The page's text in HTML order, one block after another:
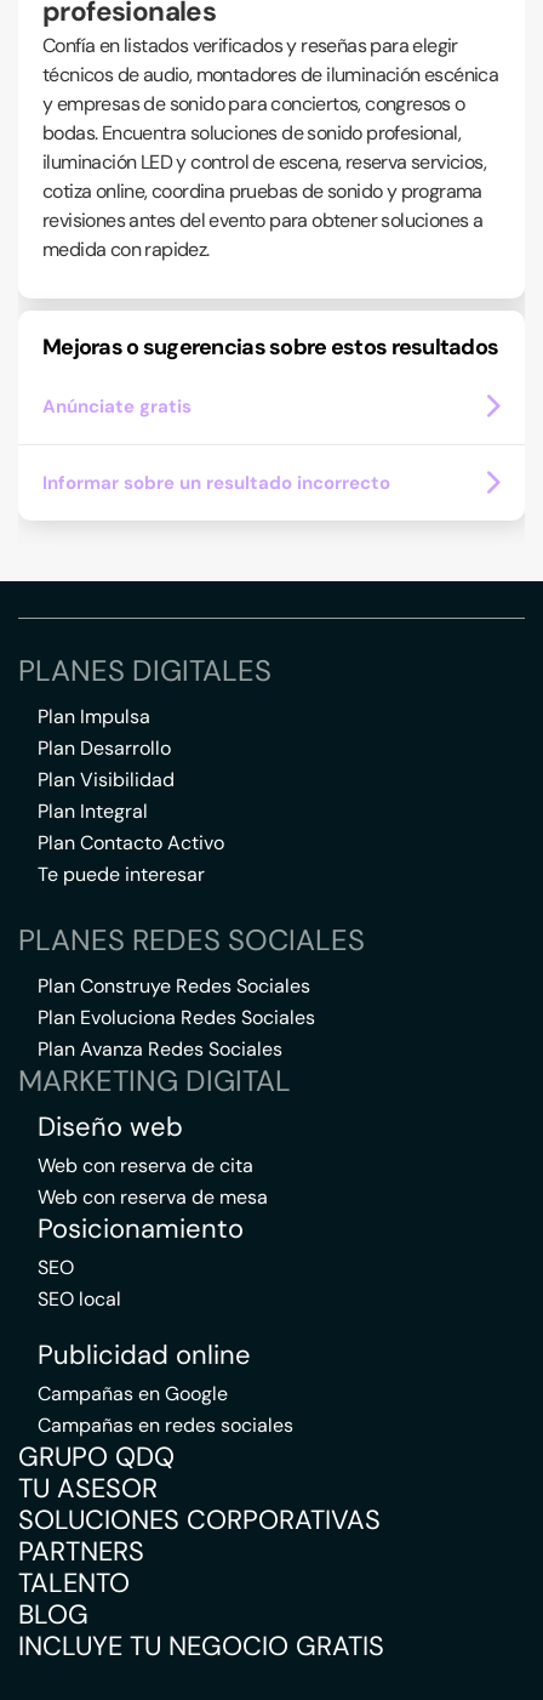
profesionales
Confía en listados verificados y reseñas para elegir
técnicos de audio, montadores de iluminación escénica
y empresas de sonido para conciertos, congresos o
bodas. Encuentra soluciones de sonido profesional,
iluminación LED y control de escena, reserva servicios,
cotiza online, coordina pruebas de sonido y programa
revisiones antes del evento para obtener soluciones a
medida con rapidez.
Mejoras o sugerencias sobre estos resultados
Anúnciate gratis
Informar sobre un resultado incorrecto
PLANES DIGITALES
Plan Impulsa
Plan Desarrollo
Plan Visibilidad
Plan Integral
Plan Contacto Activo
Te puede interesar
PLANES REDES SOCIALES
Plan Construye Redes Sociales
Plan Evoluciona Redes Sociales
Plan Avanza Redes Sociales
MARKETING DIGITAL
Diseño web
Web con reserva de cita
Web con reserva de mesa
Posicionamiento
SEO
SEO local
Publicidad online
Campañas en Google
Campañas en redes sociales
GRUPO QDQ
TU ASESOR
SOLUCIONES CORPORATIVAS
PARTNERS
TALENTO
BLOG
INCLUYE TU NEGOCIO GRATIS